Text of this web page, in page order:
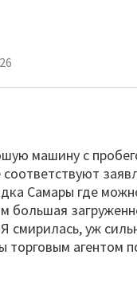
машину с
соответствуют
Самары где
большая
смирилась, уж
торговым агентом